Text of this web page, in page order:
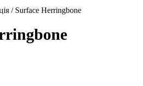
/ Surface Herringbone